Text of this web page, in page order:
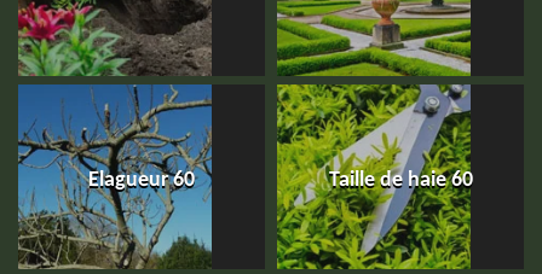
Elagueur 60 Taille de haie 60